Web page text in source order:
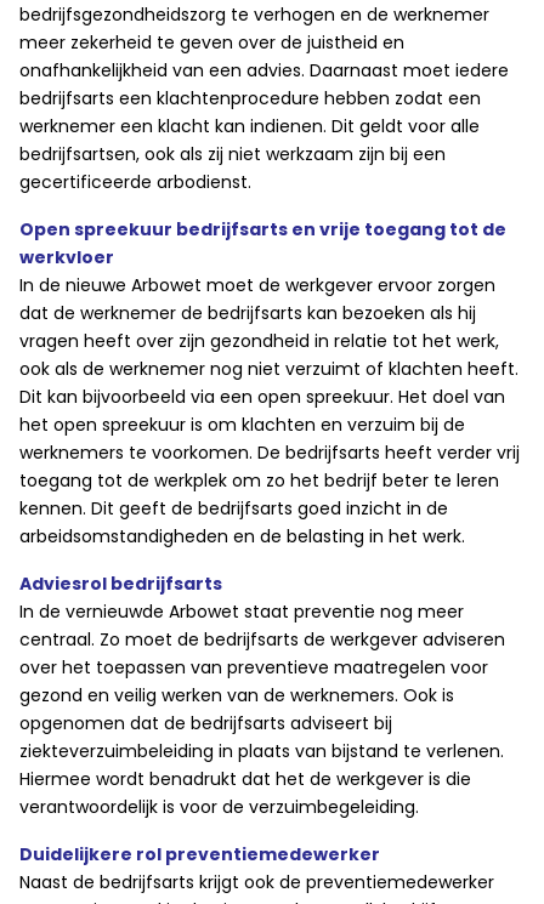
bedrijfsgezondheidszorg te verhogen en de werknemer
meer zekerheid te geven over de juistheid en
onafhankelijkheid van een advies. Daarnaast moet iedere
bedrijfsarts een klachtenprocedure hebben zodat een
werknemer een klacht kan indienen. Dit geldt voor alle
bedrijfsartsen, ook als zij niet werkzaam zijn bij een
gecertificeerde arbodienst.
Open spreekuur bedrijfsarts en vrije toegang tot de
werkvloer
In de nieuwe Arbowet moet de werkgever ervoor zorgen
dat de werknemer de bedrijfsarts kan bezoeken als hij
vragen heeft over zijn gezondheid in relatie tot het werk,
ook als de werknemer nog niet verzuimt of klachten heeft.
Dit kan bijvoorbeeld via een open spreekuur. Het doel van
het open spreekuur is om klachten en verzuim bij de
werknemers te voorkomen. De bedrijfsarts heeft verder vrij
toegang tot de werkplek om zo het bedrijf beter te leren
kennen. Dit geeft de bedrijfsarts goed inzicht in de
arbeidsomstandigheden en de belasting in het werk.
Adviesrol bedrijfsarts
In de vernieuwde Arbowet staat preventie nog meer
centraal. Zo moet de bedrijfsarts de werkgever adviseren
over het toepassen van preventieve maatregelen voor
gezond en veilig werken van de werknemers. Ook is
opgenomen dat de bedrijfsarts adviseert bij
ziekteverzuimbeleiding in plaats van bijstand te verlenen.
Hiermee wordt benadrukt dat het de werkgever is die
verantwoordelijk is voor de verzuimbegeleiding.
Duidelijkere rol preventiemedewerker
Naast de bedrijfsarts krijgt ook de preventiemedewerker